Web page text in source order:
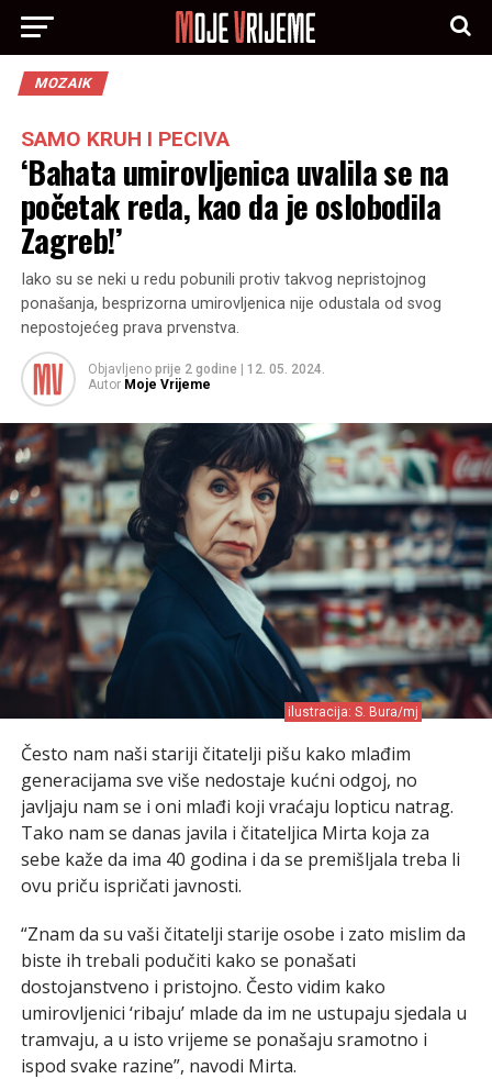
MOZAIK
SAMO KRUH I PECIVA
‘Bahata umirovljenica uvalila se na
početak reda, kao da je oslobodila
Zagreb!’
Iako su se neki u redu pobunili protiv takvog nepristojnog
ponašanja, besprizorna umirovljenica nije odustala od svog
nepostojećeg prava prvenstva.
Objavljeno prije 2 godine
12. 05. 2024.
Autor Moje Vrijeme
ilustracija: S. Bura/mj
Često nam naši stariji čitatelji pišu kako mlađim
generacijama sve više nedostaje kućni odgoj, no
javljaju nam se i oni mlađi koji vraćaju lopticu natrag.
Tako nam se danas javila i čitateljica Mirta koja za
sebe kaže da ima 40 godina i da se premišljala treba li
ovu priču ispričati javnosti.
“Znam da su vaši čitatelji starije osobe i zato mislim da
biste ih trebali podučiti kako se ponašati
dostojanstveno i pristojno. Često vidim kako
umirovljenici ‘ribaju’ mlade da im ne ustupaju sjedala u
tramvaju, a u isto vrijeme se ponašaju sramotno i
ispod svake razine”, navodi Mirta.